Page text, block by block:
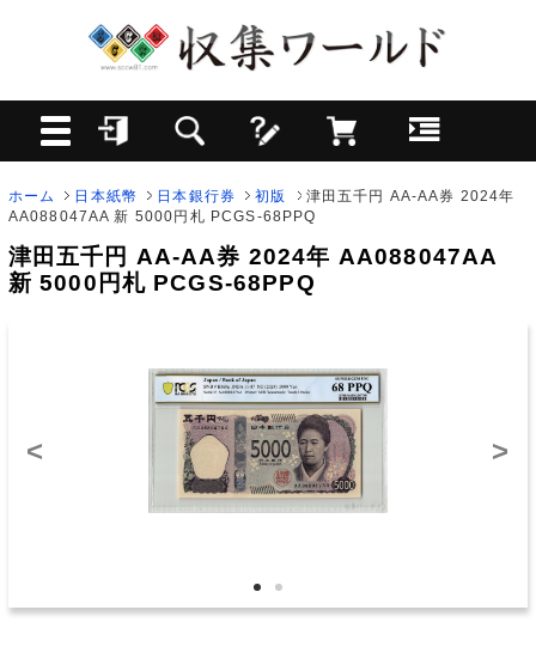
ホーム 日本紙幣 日本銀行券 初版
津田五千円 AA-AA券 2024年
AA088047AA 新 5000円札 PCGS-68PPQ
津田五千円 AA-AA券 2024年 AA088047AA
新 5000円札 PCGS-68PPQ
< >